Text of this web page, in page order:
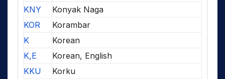
KNY
Konyak Naga
KOR
Korambar
K
Korean
K,E
Korean, English
KKU
Korku